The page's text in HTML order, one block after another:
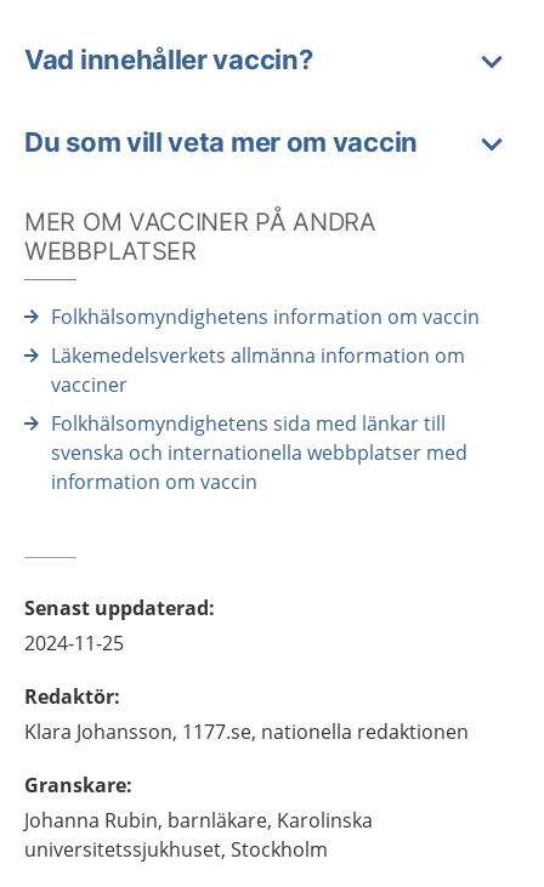
Vad innehåller vaccin?
Du som vill veta mer om vaccin
MER OM VACCINER PÅ ANDRA
WEBBPLATSER
Folkhälsomyndighetens information om vaccin
Läkemedelsverkets allmänna information om
vacciner
Folkhälsomyndighetens sida med länkar till
svenska och internationella webbplatser med
information om vaccin
Senast uppdaterad:
2024-11-25
Redaktör:
Klara Johansson, 1177.se, nationella redaktionen
Granskare:
Johanna Rubin, barnläkare, Karolinska
universitetssjukhuset, Stockholm